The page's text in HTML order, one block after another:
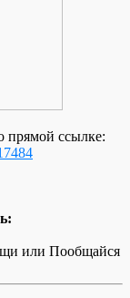
прямой ссылке:
или Пообщайся